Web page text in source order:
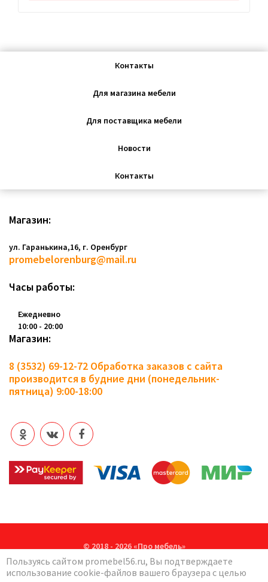
Контакты
Для магазина мебели
Для поставщика мебели
Новости
Контакты
Магазин:
ул. Гаранькина,16, г. Оренбург
promebelorenburg@mail.ru
Часы работы:
Ежедневно
10:00 - 20:00
Магазин:
8 (3532) 69-12-72 Обработка заказов с сайта
производится в будние дни (понедельник-
пятница) 9:00-18:00
© 2018 - 2026 «Про мебель»
Политика в отношении обработки персональных данных
Пользуясь сайтом promebel56.ru, Вы подтверждаете
использование cookie-файлов вашего браузера с целью